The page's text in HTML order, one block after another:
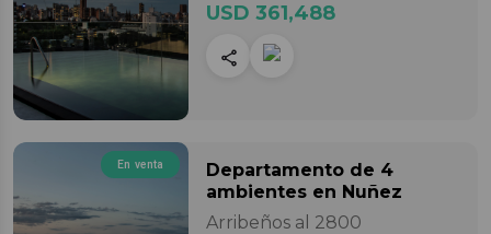
USD 361,488
En venta Departamento de 4
ambientes en Nuñez
Arribeños al 2800